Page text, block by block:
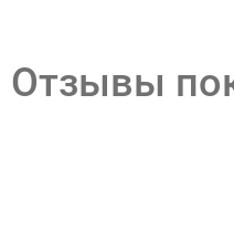
Отзывы